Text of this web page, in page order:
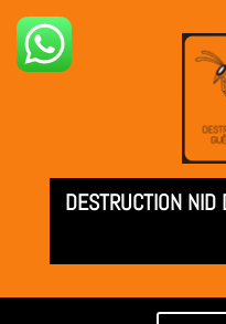
DESTRUCTION